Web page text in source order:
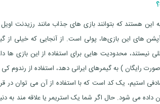
به این هستند که بتوانند بازی های جذاب مانند رزیدنت
های این بازی‌ها، پولی است. از آنجایی که خیلی از
نیستند، محدودیت هایی برای استفاده از این بازی
رایگان ) به گیمرهای ایرانی دهد، استفاده از رندوم
استیم، یک کد است که با استفاده از آن می توان
داده می شود. حال اگر شما یک استریمر یا علاقه مند به